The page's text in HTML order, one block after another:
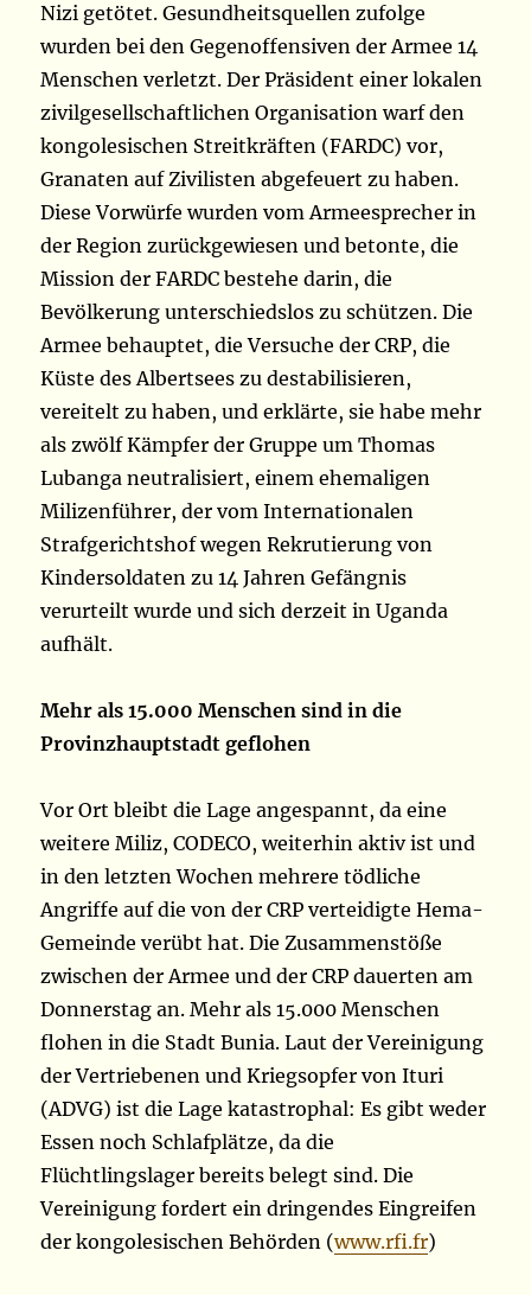
Nizi getötet. Gesundheitsquellen zufolge
wurden bei den Gegenoffensiven der Armee 14
Menschen verletzt. Der Präsident einer lokalen
zivilgesellschaftlichen Organisation warf den
kongolesischen Streitkräften (FARDC) vor,
Granaten auf Zivilisten abgefeuert zu haben.
Diese Vorwürfe wurden vom Armeesprecher in
der Region zurückgewiesen und betonte, die
Mission der FARDC bestehe darin, die
Bevölkerung unterschiedslos zu schützen. Die
Armee behauptet, die Versuche der CRP, die
Küste des Albertsees zu destabilisieren,
vereitelt zu haben, und erklärte, sie habe mehr
als zwölf Kämpfer der Gruppe um Thomas
Lubanga neutralisiert, einem ehemaligen
Milizenführer, der vom Internationalen
Strafgerichtshof wegen Rekrutierung von
Kindersoldaten zu 14 Jahren Gefängnis
verurteilt wurde und sich derzeit in Uganda
aufhält.
Mehr als 15.000 Menschen sind in die
Provinzhauptstadt geflohen
Vor Ort bleibt die Lage angespannt, da eine
weitere Miliz, CODECO, weiterhin aktiv ist und
in den letzten Wochen mehrere tödliche
Angriffe auf die von der CRP verteidigte Hema-
Gemeinde verübt hat. Die Zusammenstöße
zwischen der Armee und der CRP dauerten am
Donnerstag an. Mehr als 15.000 Menschen
flohen in die Stadt Bunia. Laut der Vereinigung
der Vertriebenen und Kriegsopfer von Ituri
(ADVG) ist die Lage katastrophal: Es gibt weder
Essen noch Schlafplätze, da die
Flüchtlingslager bereits belegt sind. Die
Vereinigung fordert ein dringendes Eingreifen
der kongolesischen Behörden (www.rfi.fr)